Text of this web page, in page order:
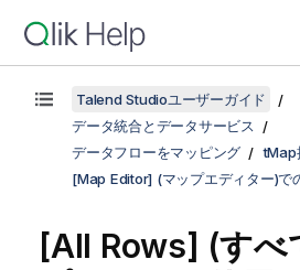
Talend Studioユーザーガイド
データ統合とデータサービス
データフローをマッピング
tMap
[Map Editor] (マップエディター)で
[All Rows] (すべ